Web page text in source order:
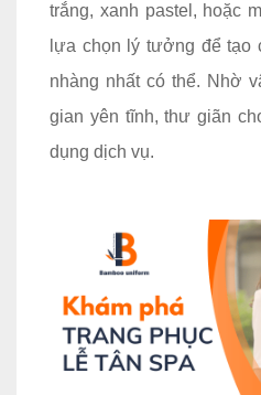
trắng, xanh pastel, hoặc
lựa chọn lý tưởng để tạo
nhàng nhất có thể. Nhờ
gian yên tĩnh, thư giãn
dụng dịch vụ.